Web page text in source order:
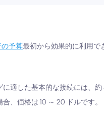
予算最初から効果的に利用で
適した基本的な接続には、約
、価格は 10 ～ 20 ドルです。